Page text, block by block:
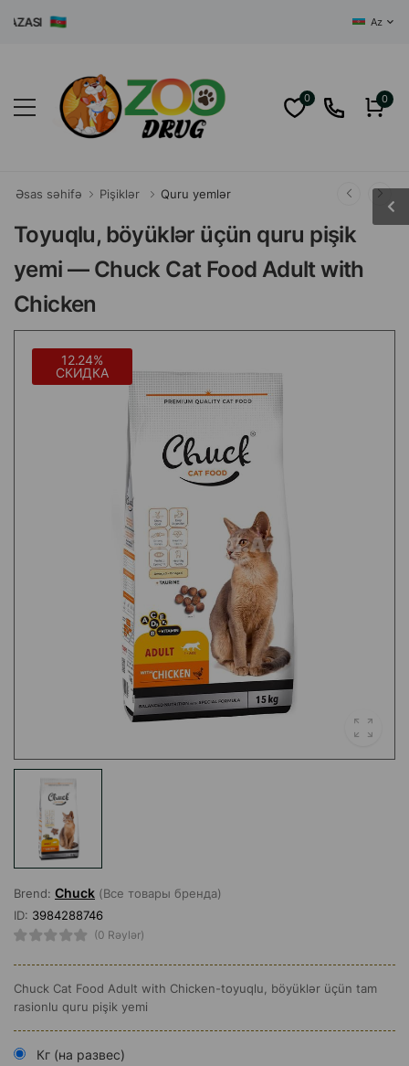
Az
0 0
Əsas səhifə Pişiklər Quru yemlər
Toyuqlu, böyüklər üçün quru pişik
yemi — Chuck Cat Food Adult with
Chicken
12.24%
СКИДКА
Brend: Chuck (Все товары бренда)
ID: 3984288746
(0 Rəylər)
Chuck Cat Food Adult with Chicken-toyuqlu, böyüklər üçün tam
rasionlu quru pişik yemi
Кг (на развес)